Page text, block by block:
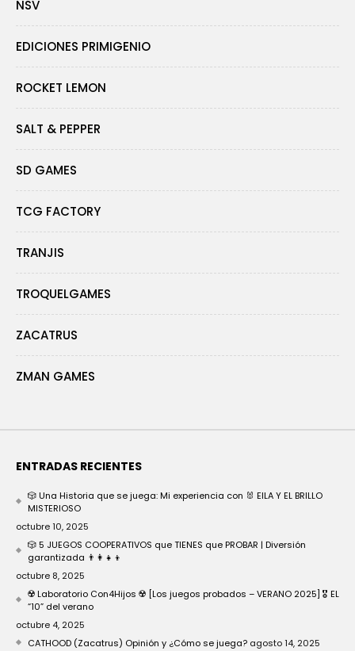
NSV
EDICIONES PRIMIGENIO
ROCKET LEMON
SALT & PEPPER
SD GAMES
TCG FACTORY
TRANJIS
TROQUELGAMES
ZACATRUS
ZMAN GAMES
ENTRADAS RECIENTES
🎲 Una Historia que se juega: Mi experiencia con 🐰 EILA Y EL BRILLO
MISTERIOSO
octubre 10, 2025
🎲 5 JUEGOS COOPERATIVOS que TIENES que PROBAR | Diversión
garantizada 👨‍👩‍👧‍👦
octubre 8, 2025
☢️ Laboratorio Con4Hijos ☢️ [Los juegos probados – VERANO 2025] 🎖️ EL
“10” del verano
octubre 4, 2025
CATHOOD (Zacatrus) Opinión y ¿Cómo se juega? agosto 14, 2025